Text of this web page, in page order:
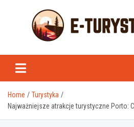
e-
Home
Turystyka
Najważniejsze atrakcje turystyczne Porto: